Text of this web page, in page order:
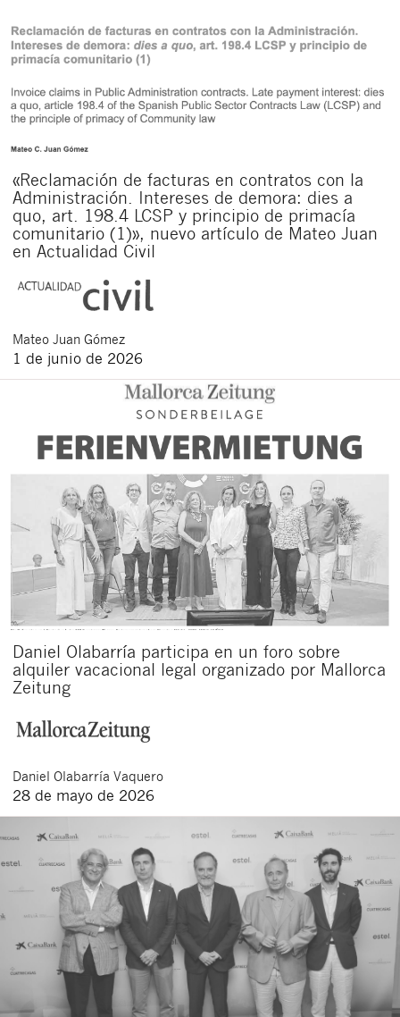
«Reclamación de facturas en contratos con la
Administración. Intereses de demora: dies a
quo, art. 198.4 LCSP y principio de primacía
comunitario (1)», nuevo artículo de Mateo Juan
en Actualidad Civil
Mateo Juan Gómez
1 de junio de 2026
Daniel Olabarría participa en un foro sobre
alquiler vacacional legal organizado por Mallorca
Zeitung
Daniel Olabarría Vaquero
28 de mayo de 2026
Cerrar